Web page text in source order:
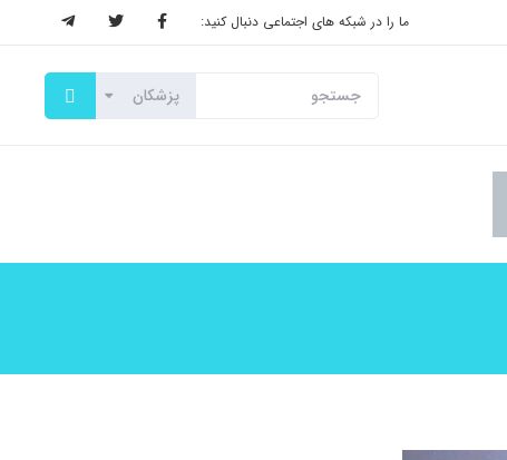
ما را در شبکه های اجتماعی دنبال کنید: